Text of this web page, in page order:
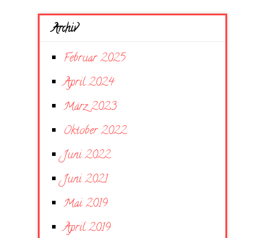
Archiv
Februar 2025
April 2024
März 2023
Oktober 2022
Juni 2022
Juni 2021
Mai 2019
April 2019